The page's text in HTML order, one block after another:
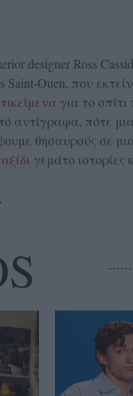
designer Ross
Saint-Ouen, που
για το
αντίγραφα, πότε
θησαυρούς σε
γεμάτο ιστορίες